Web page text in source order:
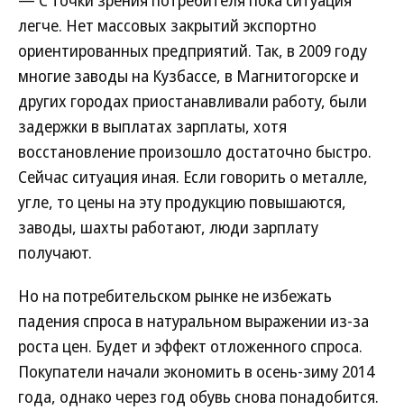
легче. Нет массовых закрытий экспортно
ориентированных предприятий. Так, в 2009 году
многие заводы на Кузбассе, в Магнитогорске и
других городах приостанавливали работу, были
задержки в выплатах зарплаты, хотя
восстановление произошло достаточно быстро.
Сейчас ситуация иная. Если говорить о металле,
угле, то цены на эту продукцию повышаются,
заводы, шахты работают, люди зарплату
получают.
Но на потребительском рынке не избежать
падения спроса в натуральном выражении из-за
роста цен. Будет и эффект отложенного спроса.
Покупатели начали экономить в осень-зиму 2014
года, однако через год обувь снова понадобится.